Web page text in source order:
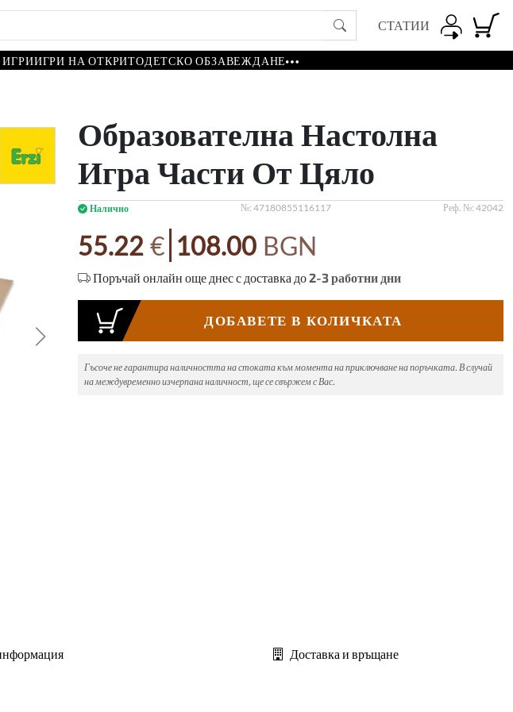
СТАТИИ
ИГРИ НА ОТКРИТОДЕТСКО ОБЗАВЕЖДАНЕ
Образователна Настолна
Игра Части От Цяло
Налично №: 47180855116117 Реф. №: 42042
55.22 €| 108.00 BGN
Поръчай онлайн още днес с доставка до2-3работни дни
ДОБАВЕТЕ В КОЛИЧКАТА
Гъсоче не гарантира наличността на стоката към момента на приключване на поръчката. В случай
на междувременно изчерпана наличност, ще се свържем с Вас.
Доставка и връщане